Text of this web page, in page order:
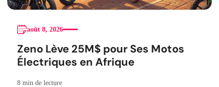
août 8, 2026
Zeno Lève 25M$ pour Ses Motos
Électriques en Afrique
8 min de lecture